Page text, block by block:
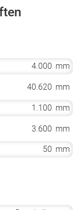
4.000 mm
40.620 mm
1.100 mm
3.600 mm
50 mm